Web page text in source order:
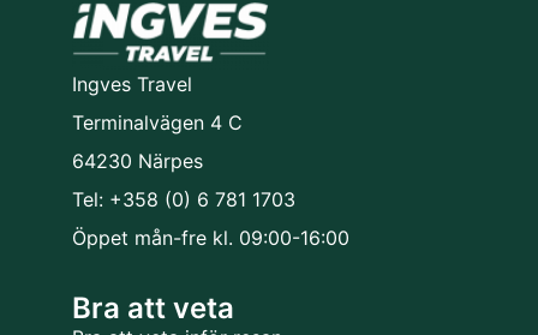
Ingves Travel
Terminalvägen 4 C
64230 Närpes
Tel: +358 (0) 6 781 1703
Öppet mån-fre kl. 09:00-16:00
Bra att veta